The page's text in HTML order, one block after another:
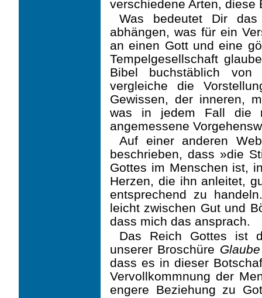
verschiede­ne Arten, diese
Was bedeutet Dir
abhängen, was für ein
an einen Gott und eine
Tempelge­sellschaft
Bibel buchstäblich
vergleiche die
Gewissen, der inneren,
was in jedem Fall die
angemes­sene
Auf einer anderen
beschrieben, dass »die
Gottes im Menschen ist,
Herzen, die ihn anleitet,
entsprechend zu
leicht zwischen Gut und
dass mich das ansprach.
Das Reich Gottes ist
unserer Broschüre
dass es in dieser
Vervoll­kommnung der
engere Beziehung zu